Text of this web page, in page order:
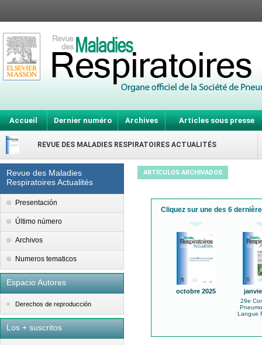
Accueil Dernier numéro Archives Articles sous presse
REVUE DES MALADIES RESPIRATOIRES ACTUALITÉS
Revue des Maladies
Respiratoires Actualités
Presentación
Último número
Archivos
Numeros tematicos
Espacio Autores
Derechos de reproducción
Los + suscritos
ARTÍCULOS ARCHIVADOS
Cliquez sur une des 6
octobre 2025
29e
Langue